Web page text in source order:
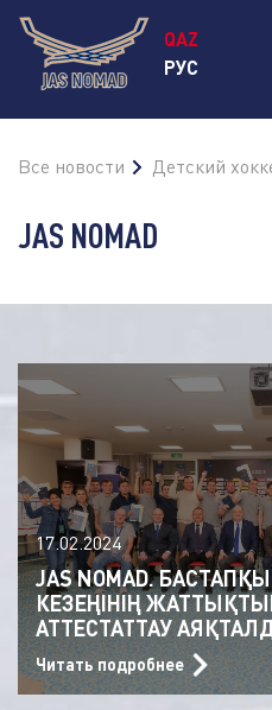
QAZ
РУС
Все новости Детский
JAS NOMAD
17.02.2024
JAS NOMAD.
КЕЗЕҢІНІҢ
АТТЕСТАТТАУ
Читать подробнее